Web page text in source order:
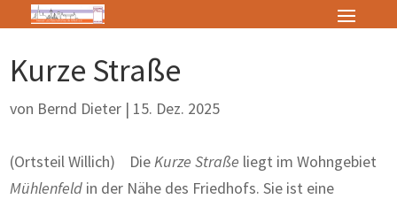
Kurze Straße
von Bernd Dieter | 15. Dez. 2025
(Ortsteil Willich) DieKurze Straße liegt im Wohngebiet
Mühlenfeld in der Nähe des Friedhofs. Sie ist eine